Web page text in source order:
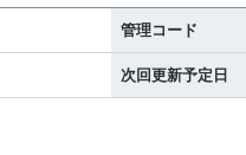
管理コード
次回更新予定日